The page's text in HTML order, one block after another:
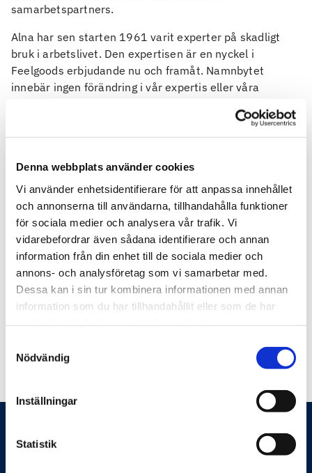
Denna webbplats använder cookies
Vi använder enhetsidentifierare för att anpassa innehållet
och annonserna till användarna, tillhandahålla funktioner
för sociala medier och analysera vår trafik. Vi
vidarebefordrar även sådana identifierare och annan
information från din enhet till de sociala medier och
annons- och analysföretag som vi samarbetar med.
Dessa kan i sin tur kombinera informationen med annan
information som du har tillhandahållit eller som de har
Nödvändig
Inställningar
Statistik
samarbetspartners.
Alna har sen starten 1961 varit experter på skadligt
bruk i arbetslivet. Den expertisen är en nyckel i
Feelgoods erbjudande nu och framåt. Namnbytet
innebär ingen förändring i vår expertis eller våra
Inom specialistområdet skadligt bruk hjälper vi företag,
hantera konsekvenserna av skadligt bruk och beroende.
Feelgoods andra specialistområden är företagshälsa,
organisation och ledarskap och privathälsa.
Du som har avtal med Alna behöver inte göra något.
Namnbytet förändrar inte avtalet. Det innebär inte
heller någon skillnad för dig som har avtal med en
annan företagshälsa. Ditt avtal med våra tjänster inom
skadligt bruk kvarstår.